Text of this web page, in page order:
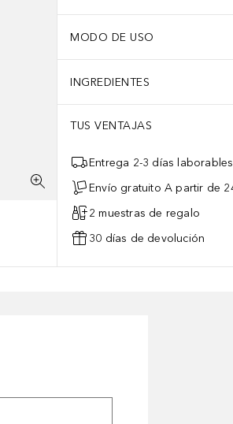
MODO DE USO
INGREDIENTES
TUS VENTAJAS
Entrega 2-3 días laborables
Envío gratuito A partir de
2 muestras de regalo
30 días de devolución